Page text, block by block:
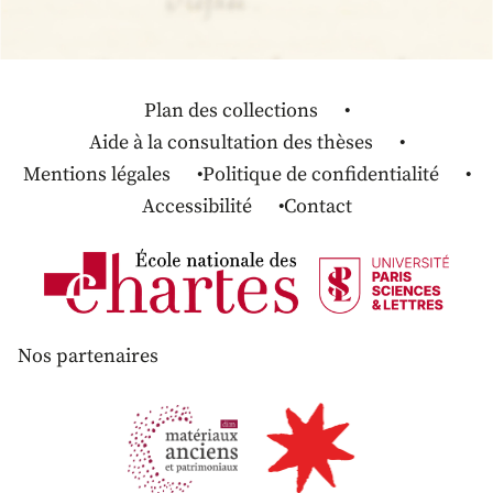
Plan des collections
Aide à la consultation des thèses
Mentions légales
Politique de confidentialité
Accessibilité
Contact
Nos partenaires